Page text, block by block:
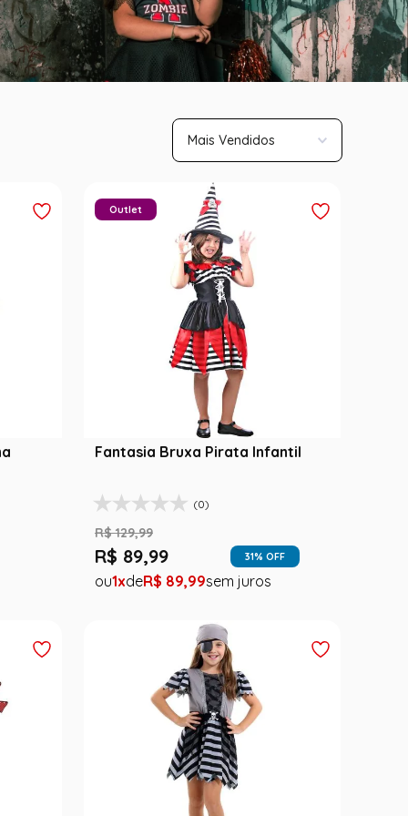
Mais Vendidos
Fantasia Bruxa Pirata Infantil
(0)
Outlet
R$ 129,99
R$ 89,99 31% OFF
1 R$ 89,99